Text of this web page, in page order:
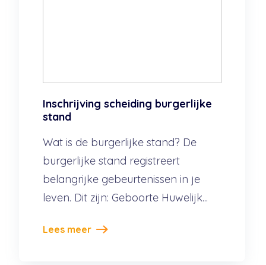
Inschrijving scheiding burgerlijke
stand
Wat is de burgerlijke stand? De
burgerlijke stand registreert
belangrijke gebeurtenissen in je
leven. Dit zijn: Geboorte Huwelijk...
Lees meer